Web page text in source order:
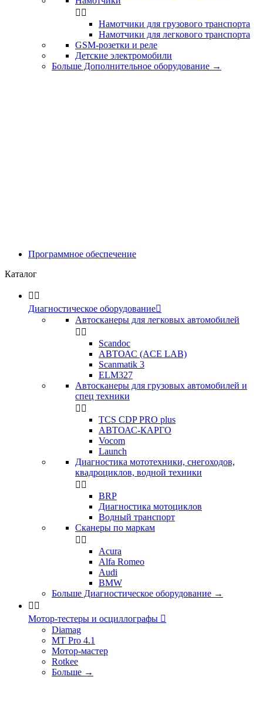
 
Намотчики для грузового транспорта
Намотчики для легкового транспорта
GSM-розетки и реле
Детские электромобили
Больше Дополнительное оборудование →
Программное обеспечение
Каталог
 
Диагностическое оборудование
Автосканеры для легковых автомобилей
 
Scandoc
АВТОАС (ACE LAB)
Scanmatik 3
ELM327
Автосканеры для грузовых автомобилей и
спец техники
 
TCS CDP PRO plus
АВТОАС-КАРГО
Vocom
Launch
Диагностика мототехники, снегоходов,
квадроциклов, водной техники
 
BRP
Диагностика мотоциклов
Водный транспорт
Сканеры по маркам
 
Acura
Alfa Romeo
Audi
BMW
Больше Диагностическое оборудование →
 
Мотор-тестеры и осциллографы 
Diamag
MT Pro 4.1
Мотор-мастер
Rotkee
Больше →